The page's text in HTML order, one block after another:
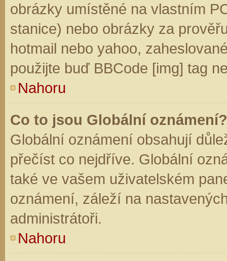
obrázky umístěné na vlastním
stanice) nebo obrázky za
hotmail nebo yahoo,
použijte buď BBCode [img] tag
Nahoru
Co to jsou Globální oznámení?
Globální oznámení obsahují
přečíst co nejdříve. Globální
také ve vašem uživatelském
oznámení, záleží na
administrátoři.
Nahoru